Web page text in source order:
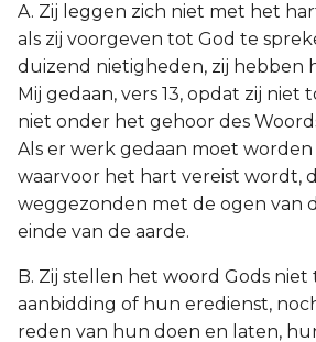
A. Zij leggen zich niet met het
als zij voorgeven tot God te
duizend nietigheden, zij hebben
Mij gedaan, vers 13, opdat zij niet
niet onder het gehoor des
Als er werk gedaan moet worden
waarvoor het hart vereist wordt,
weggezonden met de ogen van
einde van de aarde.
B. Zij stellen het woord Gods
aanbidding of hun eredienst,
reden van hun doen en laten,